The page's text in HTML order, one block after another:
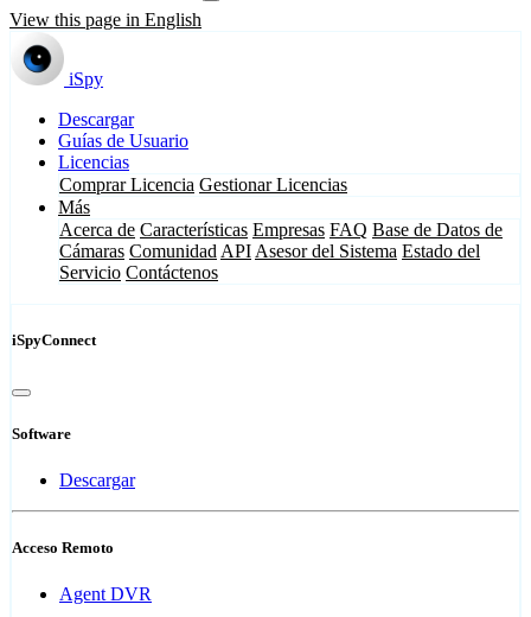
View this page in English
iSpy
Descargar
Guías de Usuario
Licencias
Comprar Licencia Gestionar Licencias
Más
Acerca de Características Empresas FAQ Base de Datos de
Cámaras Comunidad API Asesor del Sistema Estado del
Servicio Contáctenos
iSpyConnect
Software
Descargar
Acceso Remoto
Agent DVR